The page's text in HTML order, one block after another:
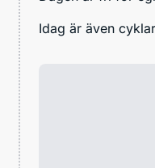
Idag är även